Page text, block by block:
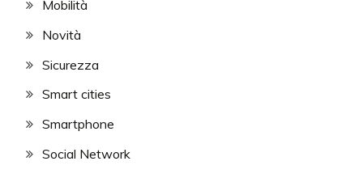
Mobilità
Novità
Sicurezza
Smart cities
Smartphone
Social Network